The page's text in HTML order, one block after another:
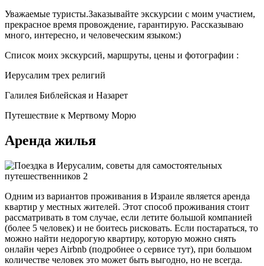
Уважаемые туристы.Заказывайте экскурсии с моим участием,
прекрасное время провождение, гарантирую. Рассказываю
много, интересно, и человеческим языком:)
Список моих экскурсий, маршруты, цены и фотографии :
Иерусалим трех религий
Галилея Библейская и Назарет
Путешествие к Мертвому Морю
Аренда жилья
Одним из вариантов проживания в Израиле является аренда
квартир у местных жителей. Этот способ проживания стоит
рассматривать в том случае, если летите большой компанией
(более 5 человек) и не боитесь рисковать. Если постараться, то
можно найти недорогую квартиру, которую можно снять
онлайн через Airbnb (подробнее о сервисе тут), при большом
количестве человек это может быть выгодно, но не всегда.